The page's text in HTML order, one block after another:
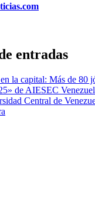
entradas
la capital: Más de 80
de AIESEC
Central de